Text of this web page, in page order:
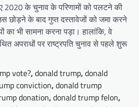
2020 के चुनाव के परिणामों को पलटने की
छोड़ने के बाद गुप्त दस्तावेजों को जमा करने
भी सामना करना पड़ा। हालांकि, वे
अपराधों पर राष्ट्रपति चुनाव से पहले शुरू
vote?,donald trump,donald
conviction,donald trump
donation,donald trump felon,